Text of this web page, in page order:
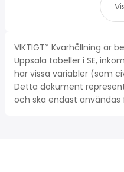
VIKTIGT* Kvarhållning är
Uppsala tabeller i SE,
har vissa variabler (som
Detta dokument
och ska endast